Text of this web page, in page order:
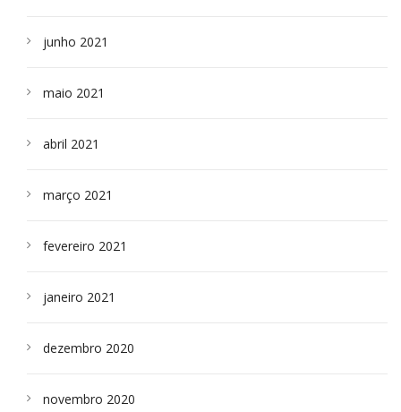
junho 2021
maio 2021
abril 2021
março 2021
fevereiro 2021
janeiro 2021
dezembro 2020
novembro 2020